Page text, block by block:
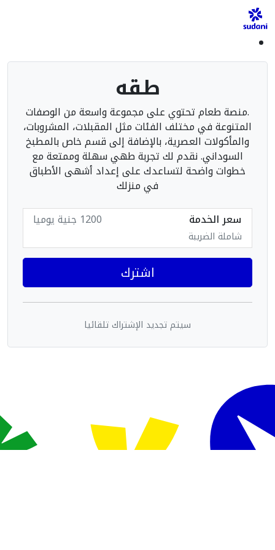
طقه
.منصة طعام تحتوي على مجموعة واسعة من الوصفات
المتنوعة في مختلف الفئات مثل المقبلات، المشروبات،
والمأكولات العصرية، بالإضافة إلى قسم خاص بالمطبخ
السوداني. نقدم لك تجربة طهي سهلة وممتعة مع
خطوات واضحة لتساعدك على إعداد أشهى الأطباق
في منزلك
سعر الخدمة
شاملة الضريبة
1200 جنية يوميا
اشترك
سيتم تجديد الإشتراك تلقائيا